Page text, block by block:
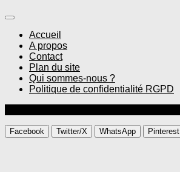
Accueil
A propos
Contact
Plan du site
Qui sommes-nous ?
Politique de confidentialité RGPD
Facebook Twitter/X WhatsApp Pinterest